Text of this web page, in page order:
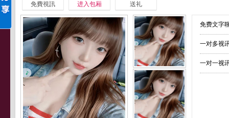
免費視訊 进入包厢 送礼
免费文字
一对多视
一对一视